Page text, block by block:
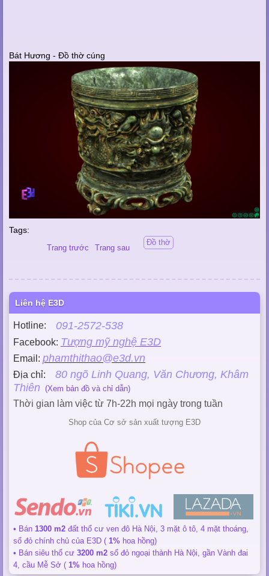
Bát Hương - Đồ thờ cúng
Tags:
Đồ thờ
Trang trước Trang sau
Liên hệ E3D
Hotline: 091-2572-538
Facebook: Tượng mỹ nghệ E3D
Email: phamthithao@e3d.vn
Địa chỉ: 80 ngõ Linh Quang, Văn Chương, Khâm
Thiên (Xem bản đồ và chỉ dẫn)
Thời gian làm việc từ 7h-22h mọi ngày trong tuần
Shop của Cơ sở sản xuất tượng E3D
• Bán 1300 m2 đất thổ cư ven đô Hà Nội, 3 mặt ô tô, 4 mặt thoáng,
sổ đỏ chính chủ của E3D ( 1% hoa hồng)
• Bán siêu thổ cư 3200 m2 sổ đỏ ngoại thành Hà Nội, gần Vành đai
4, cầu Mễ Sở ( 1% hoa hồng)